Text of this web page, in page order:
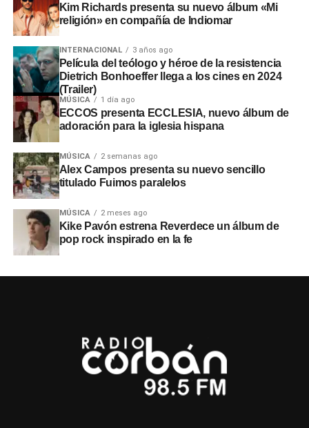
Kim Richards presenta su nuevo álbum «Mi
religión» en compañía de Indiomar
INTERNACIONAL 3 años ago
Película del teólogo y héroe de la resistencia
Dietrich Bonhoeffer llega a los cines en 2024
(Trailer)
MÚSICA 1 día ago
ECCOS presenta ECCLESIA, nuevo álbum de
adoración para la iglesia hispana
MÚSICA 2 semanas ago
Alex Campos presenta su nuevo sencillo
titulado Fuimos paralelos
MÚSICA 2 meses ago
Kike Pavón estrena Reverdece un álbum de
pop rock inspirado en la fe